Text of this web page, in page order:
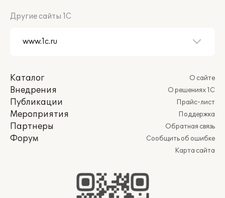
Другие сайты 1С
Каталог
Внедрения
Публикации
Мероприятия
Партнеры
Форум
О сайте
О решениях 1С
Прайс-лист
Поддержка
Обратная связь
Сообщить об ошибке
Карта сайта